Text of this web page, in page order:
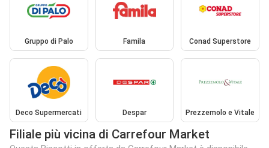
Gruppo di Palo Famila Conad Superstore
Deco Supermercati Despar Prezzemolo e Vitale
Filiale più vicina di Carrefour Market